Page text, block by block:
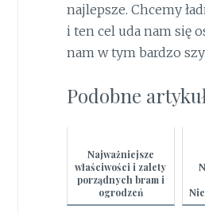
najlepsze. Chcemy
i ten cel uda nam się
nam w tym bardzo
Podobne
Najważniejsze
właściwości i zalety
porządnych bram i
ogrodzeń